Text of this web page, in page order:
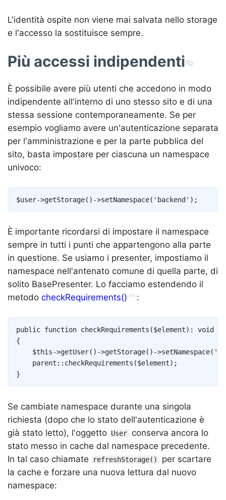
L'identità ospite non viene mai salvata nello storage
e l'accesso la sostituisce sempre.
Più accessi indipendenti
È possibile avere più utenti che accedono in modo
indipendente all'interno di uno stesso sito e di una
stessa sessione contemporaneamente. Se per
esempio vogliamo avere un'autenticazione separata
per l'amministrazione e per la parte pubblica del
sito, basta impostare per ciascuna un namespace
univoco:
$user->getStorage( ) ->setNamespace( 'backend' ) ;
Copy
È importante ricordarsi di impostare il namespace
sempre in tutti i punti che appartengono alla parte
in questione. Se usiamo i presenter, impostiamo il
namespace nell'antenato comune di quella parte, di
solito BasePresenter. Lo facciamo estendendo il
metodo checkRequirements() :
public function checkRequirements ($element) :
void
{
$this->getUser( ) ->getStorage( ) ->setNamespace(
parent :: checkRequirements ($element) ;
}
Copy
Se cambiate namespace durante una singola
richiesta (dopo che lo stato dell'autenticazione è
già stato letto), l'oggetto User
conserva ancora lo
stato messo in cache dal namespace precedente.
In tal caso chiamate
refreshStorage()
per scartare
la cache e forzare una nuova lettura dal nuovo
namespace: